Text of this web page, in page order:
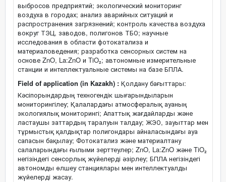
выбросов предприятий; экологический мониторинг
воздуха в городах; анализ аварийных ситуаций и
распространения загрязнений; контроль качества воздуха
вокруг ТЭЦ, заводов, полигонов ТБО; научные
исследования в области фотокатализа и
материаловедения; разработка сенсорных систем на
основе ZnO, La:ZnO и TiO₂; автономные измерительные
станции и интеллектуальные системы на базе БПЛА.
Field of application (in Kazakh) : Қолдану бағыттары:
Кәсіпорындардың техногендік шығарындыларын
мониторингілеу; Қалалардағы атмосфералық ауаның
экологиялық мониторингі; Апаттық жағдайларды және
ластаушы заттардың таралуын талдау; ЖЭО, зауыттар мен
тұрмыстық қалдықтар полигондары айналасындағы ауа
сапасын бақылау; Фотокатализ және материалтану
салаларындағы ғылыми зерттеулер; ZnO, La:ZnO және TiO₂
негізіндегі сенсорлық жүйелерді әзірлеу; БПЛА негізіндегі
автономды өлшеу станциялары мен интеллектуалды
жүйелерді жасау.